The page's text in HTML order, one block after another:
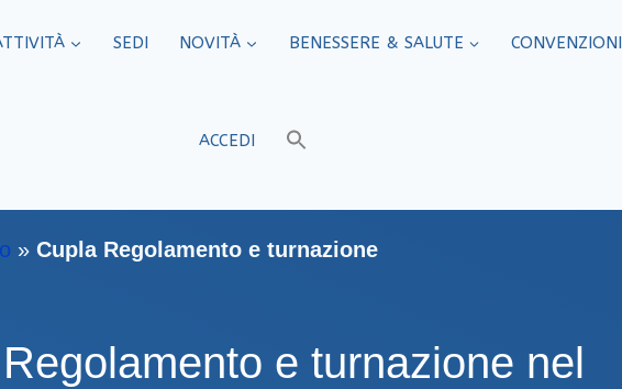
SEDI​ NOVITÀ BENESSERE & SALUTE CONVENZIONI
ACCEDI
» Cupla Regolamento e turnazione
e turnazione nel